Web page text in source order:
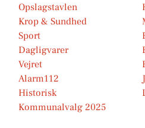
Opslagstavlen
Krop & Sundhed
Sport
Dagligvarer
Vejret
Alarm112
Historisk
Kommunalvalg 2025